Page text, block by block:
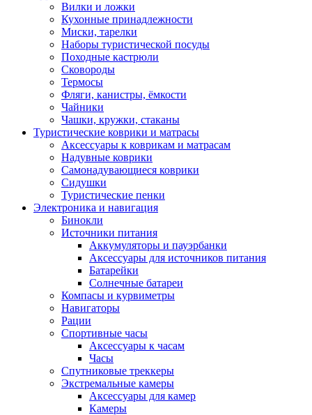
Вилки и ложки
Кухонные принадлежности
Миски, тарелки
Наборы туристической посуды
Походные кастрюли
Сковороды
Термосы
Фляги, канистры, ёмкости
Чайники
Чашки, кружки, стаканы
Туристические коврики и матрасы
Аксессуары к коврикам и матрасам
Надувные коврики
Самонадувающиеся коврики
Сидушки
Туристические пенки
Электроника и навигация
Бинокли
Источники питания
Аккумуляторы и пауэрбанки
Аксессуары для источников питания
Батарейки
Солнечные батареи
Компасы и курвиметры
Навигаторы
Рации
Спортивные часы
Аксессуары к часам
Часы
Спутниковые треккеры
Экстремальные камеры
Аксессуары для камер
Камеры